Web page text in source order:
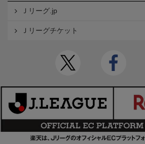
Ｊリーグ.jp
Ｊリーグチケット